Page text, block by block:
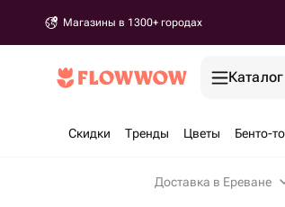
Магазины в 1300+ городах
Каталог
Скидки Тренды Цветы Бенто-
Доставка в Ереване